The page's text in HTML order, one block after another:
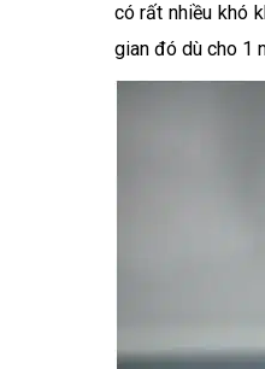
có rất nhiều khó
gian đó dù cho 1